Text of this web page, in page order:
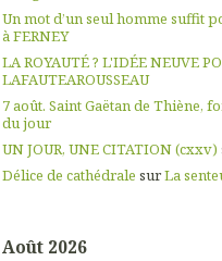
Un mot d’un seul homme suffit
à FERNEY
LA ROYAUTÉ ? L'IDÉE NEUVE
LAFAUTEAROUSSEAU
7 août. Saint Gaëtan de Thiène,
du jour
UN JOUR, UNE CITATION (cxxv)
Délice de cathédrale surLa
Août 2026